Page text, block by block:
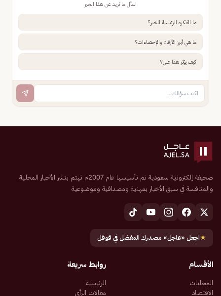
اسأل ما تريد عن هذا الخبر
ما الفكرة الرئيسية للخبر؟
ما هي أبرز الأرقام والإحصاءات؟
كيف يؤثر هذا علي؟
صحيفة إلكترونية سعودية تم تأسيسها عام 2007م تهتم بنشر الأخبار المحلية
والمنافسة في سبق الأخبار بمهنية ومصداقية وموضوعية
★اجعل «عاجل» مصدرك المفضل في قوقل
الأقسام
المحليات
الاقتصاد
روابط سريعة
الرئيسية
مقالات الرأي